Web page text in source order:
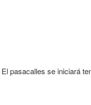
pasacalles se iniciará